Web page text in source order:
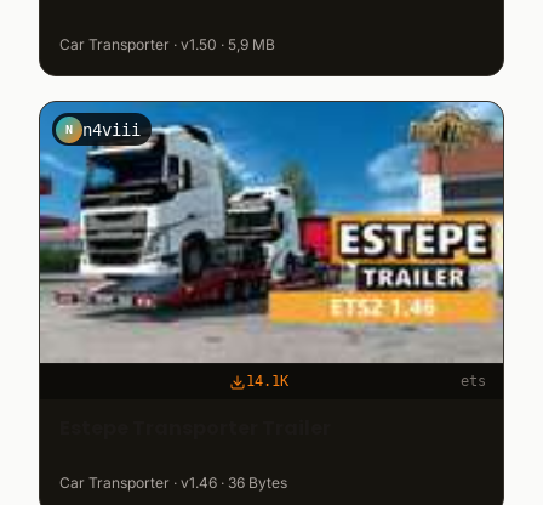
Car Transporter · v1.50 · 5,9 MB
N n4viii
14.1K ets
Car Transporter · v1.46 · 36 Bytes